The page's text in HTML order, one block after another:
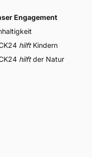
Engagement
hilftKindern
hilftder Natur